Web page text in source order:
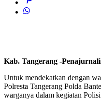
Kab. Tangerang -
Untuk mendekatkan dengan
Polresta Tangerang Polda
warganya dalam kegiatan